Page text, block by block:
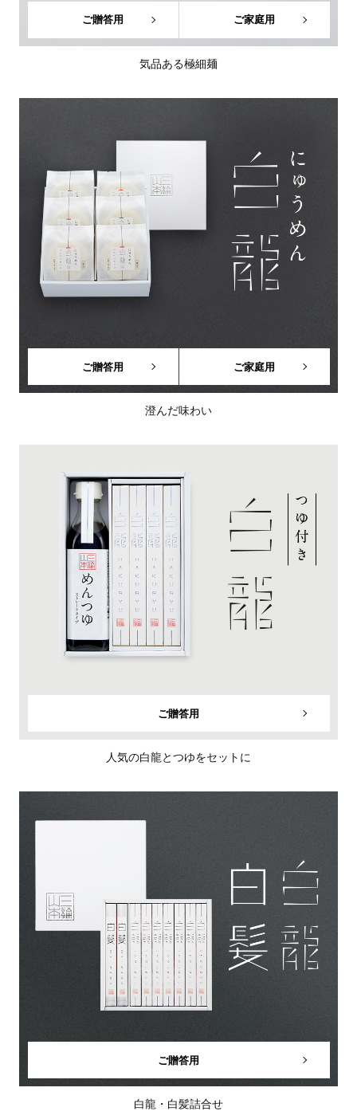
ご贈答用 ご家庭用
気品ある極細麺
ご贈答用 ご家庭用
澄んだ味わい
ご贈答用
人気の白龍とつゆをセットに
ご贈答用
白龍・白髪詰合せ